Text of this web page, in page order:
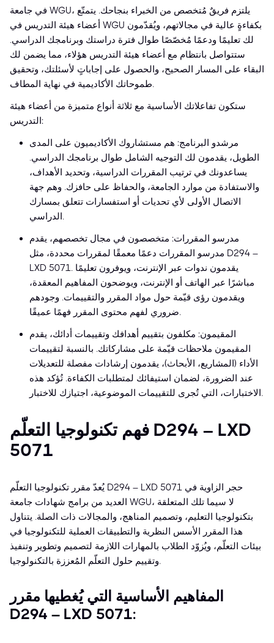
في جامعة WGU، يلتزم فريقٌ مُتخصص من الخبراء بنجاحك. يتمتّع
أعضاء هيئة التدريس في WGU بكفاءةٍ عالية في مجالاتهم، ويُقدّمون
لك تعليمًا ودعمًا مُخصّصًا طوال فترة دراستك وبرنامجك الدراسي.
ستتواصل بانتظام مع أعضاء هيئة التدريس هؤلاء، مما يضمن لك
البقاء على المسار الصحيح، والحصول على إجاباتٍ لأسئلتك، وتحقيق
طموحاتك الأكاديمية في نهاية المطاف.
ستكون تفاعلاتك الأساسية مع ثلاثة أنواع متميزة من أعضاء هيئة
التدريس:
مرشدو البرنامج: هم مستشاروك الأكاديميون على المدى
الطويل، يقدمون لك التوجيه الشامل طوال برنامجك الدراسي.
يساعدونك في ترتيب المقررات الدراسية، وتحديد الأهداف،
والاستفادة من موارد الجامعة، والحفاظ على حافزك. وهم جهة
الاتصال الأولى لأي تحديات أو استفسارات تتعلق بمسارك
الدراسي.
مدرسو المقررات: متخصصون في مجال تخصصهم، يقدم
مدرسو المقررات دعمًا معمقًا لمقررات محددة، مثل D294 –
LXD 5071. يقدمون ندوات عبر الإنترنت، ويوفرون تعليمًا
مباشرًا عبر الهاتف أو الإنترنت، ويوضحون المفاهيم المعقدة،
ويقدمون رؤى قيّمة حول مواد المقرر والتقييمات. وجودهم
ضروري لفهم محتوى المقرر فهمًا عميقًا.
المقيمون: مكلفون بتقييم أهدافك وتقييمات أدائك، يقدم
المقيمون ملاحظات قيّمة على مشاركاتك. بالنسبة لتقييمات
الأداء (المشاريع، الأبحاث)، يقدمون إرشادات مفصلة للتعديلات
عند الضرورة، لضمان استيفائك لمتطلبات الكفاءة. تُؤكد هذه
الاختبارات، التي تُجرى للتقييمات الموضوعية، اجتيازك للاختبار.
فهم تكنولوجيا التعلّم D294 – LXD
5071
يُعدّ مقرر تكنولوجيا التعلّم D294 – LXD 5071 حجر الزاوية في
العديد من برامج شهادات جامعة WGU، لا سيما تلك المتعلقة
بتكنولوجيا التعليم، وتصميم المناهج، والمجالات ذات الصلة. يتناول
هذا المقرر الأسس النظرية والتطبيقات العملية للتكنولوجيا في
بيئات التعلّم، ويُزوّد الطلاب بالمهارات اللازمة لتصميم وتطوير وتنفيذ
وتقييم حلول التعلّم المُعززة بالتكنولوجيا.
المفاهيم الأساسية التي يُغطيها مقرر
D294 – LXD 5071: